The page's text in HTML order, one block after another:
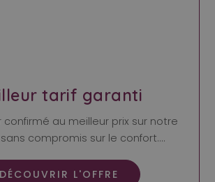
tarif garanti
confirmé au meilleur prix sur notre
compromis sur le confort....
DÉCOUVRIR L'OFFRE